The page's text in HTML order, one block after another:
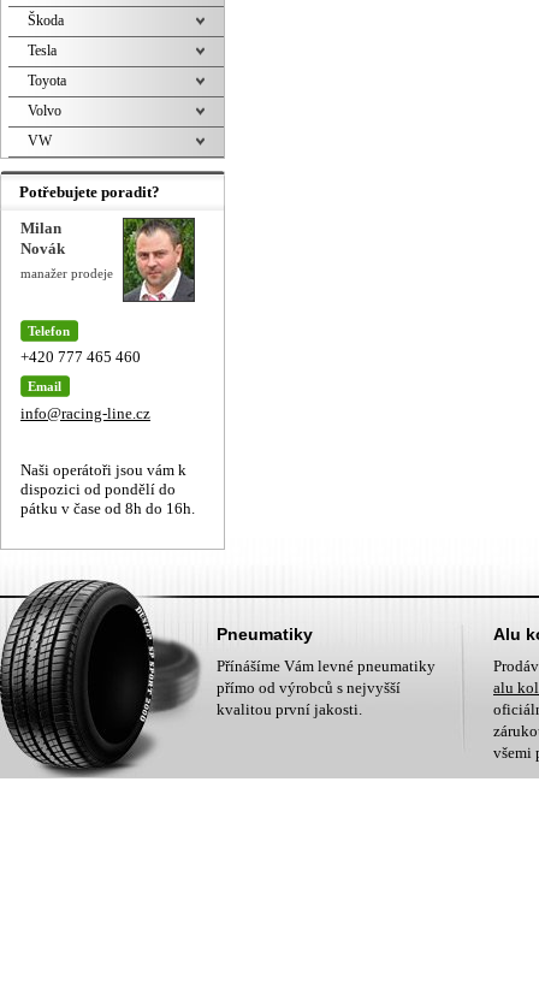
Škoda
Tesla
Toyota
Volvo
VW
Potřebujete poradit?
Milan
Novák
manažer prodeje
Telefon
+420 777 465 460
Email
info@racing-line.cz
Naši operátoři jsou vám k
dispozici od pondělí do
pátku v čase od 8h do 16h.
Pneumatiky
Přínášíme Vám levné pneumatiky
přímo od výrobců s nejvyšší
kvalitou první jakosti.
Alu
alu
všemi